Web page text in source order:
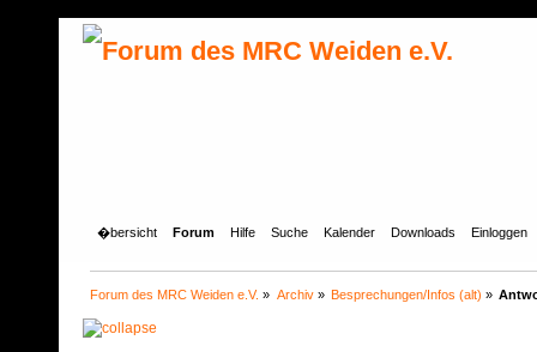
�bersicht Forum Hilfe Suche Kalender Downloads Einloggen
Forum des MRC Weiden e.V. » Archiv» Besprechungen/Infos (alt) »